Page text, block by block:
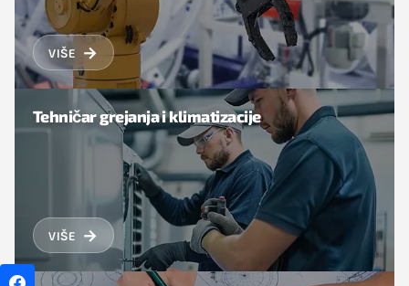
VIŠE →
Tehničar grejanja i klimatizacije
VIŠE →